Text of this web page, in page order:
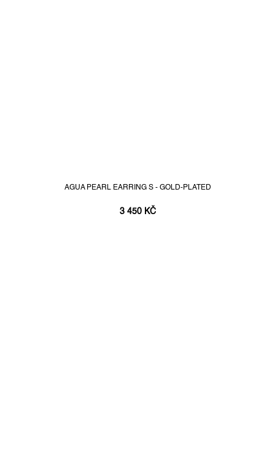
AGUA PEARL EARRING S - GOLD-PLATED
3 450 KČ